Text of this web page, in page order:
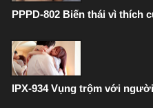
PPPD-802 Biến thái vì thích
IPX-934 Vụng trộm với